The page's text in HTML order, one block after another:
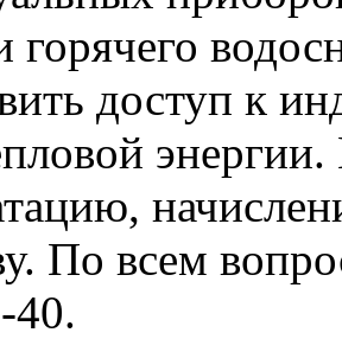
горячего
доступ к
энергии.
По всем
40.